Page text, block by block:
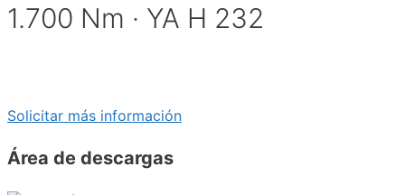
1.700 Nm · YA H 232
Solicitar más información
Área de descargas